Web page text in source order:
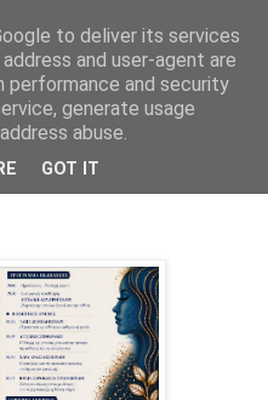
to deliver its services
and user-agent are
performance and security
generate usage
abuse.
GOT IT